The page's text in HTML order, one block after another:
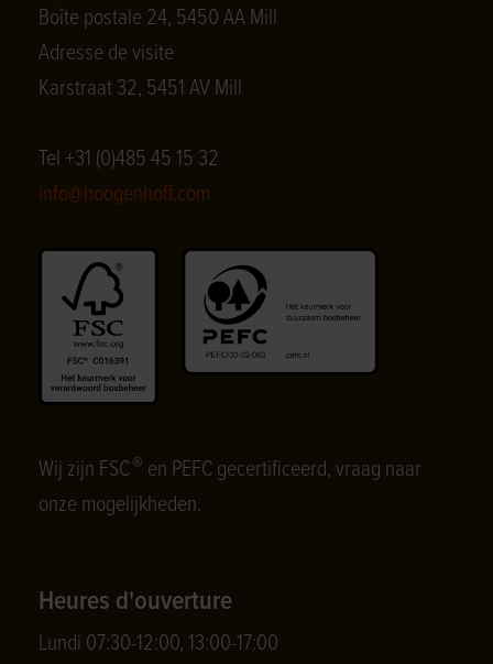
Boîte postale 24, 5450 AA Mill
Adresse de visite
Karstraat 32, 5451 AV Mill
Tel +31 (0)485 45 15 32
info@hoogenhoff.com
Wij zijn FSC® en PEFC gecertificeerd, vraag naar
onze mogelijkheden.
Heures d'ouverture
Lundi 07:30-12:00, 13:00-17:00